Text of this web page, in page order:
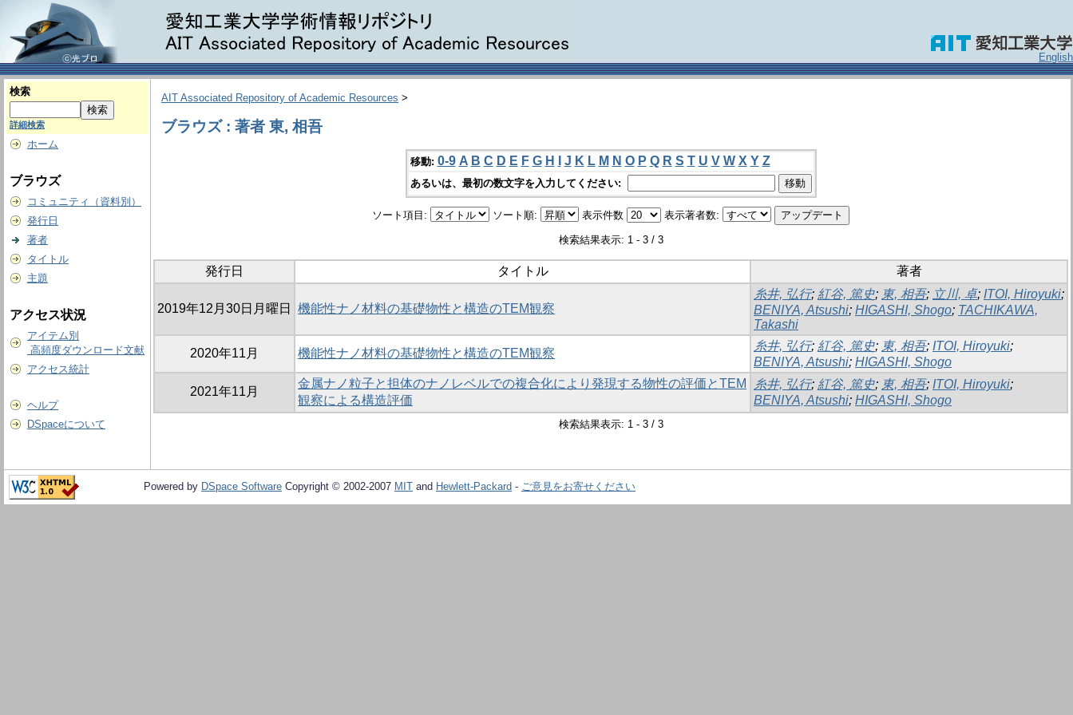
English
検索
詳細検索
ホーム
ブラウズ
コミュニティ（資料別）
発行日
著者
タイトル
主題
アクセス状況
アイテム別
高頻度ダウンロード文献
アクセス統計
ヘルプ
DSpaceについて
AIT Associated Repository of Academic Resources >
ブラウズ : 著者 東, 相吾
移動: 0-9 A B C D E F G H J K L M N O P Q R S T U V W X Y Z
あるいは、最初の数文字を入力してください:
ソート項目: ソート順: 表示件数 表示著者数:
検索結果表示: 1 - 3 / 3
発行日 タイトル 著者
2019年12月30日月曜日 機能性ナノ材料の基礎物性と構造のTEM観察
糸井, 弘行; 紅谷, 篤史; 東, 相吾; 立川, 卓; ITOI, Hiroyuki;
BENIYA, Atsushi; HIGASHI, Shogo; TACHIKAWA,
Takashi
2020年11月 機能性ナノ材料の基礎物性と構造のTEM観察
糸井, 弘行; 紅谷, 篤史; 東, 相吾; ITOI, Hiroyuki;
BENIYA, Atsushi; HIGASHI, Shogo
2021年11月
金属ナノ粒子と担体のナノレベルでの複合化により発現する物性の評価とTEM
観察による構造評価
糸井, 弘行; 紅谷, 篤史; 東, 相吾; ITOI, Hiroyuki;
BENIYA, Atsushi; HIGASHI, Shogo
検索結果表示: 1 - 3 / 3
Powered by DSpace Software Copyright © 2002-2007 MIT and Hewlett-Packard - ご意見をお寄せください